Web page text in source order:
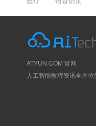
ATYUN.COM 官网
人工智能教程资讯全方位